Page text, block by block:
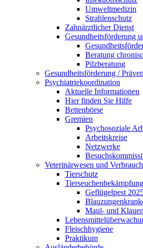
Umweltmedizin
Strahlenschutz
Zahnärztlicher Dienst
Gesundheitsförderung
Beratung
Pilzberatung
Gesundheits­förderung /
Psychiatriekoordination
Aktuelle Informationen
Hier finden Sie Hilfe
Bettenbörse
Gremien
Psychosoziale
Arbeitskreise
Netzwerke
Veterinärwesen und
Tierschutz
Tierseuchenbekämpfung
Geflügelpest
Maul- und
Fleischhygiene
Praktikum